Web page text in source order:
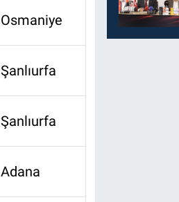
Osmaniye
Şanlıurfa
Şanlıurfa
Adana